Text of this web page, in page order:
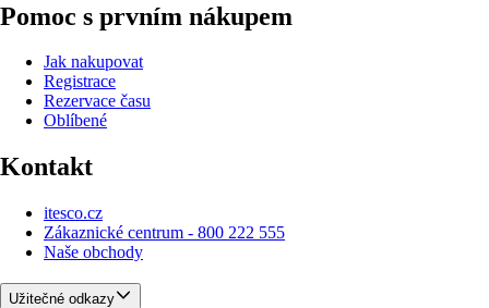
Pomoc s prvním nákupem
Jak nakupovat
Registrace
Rezervace času
Oblíbené
Kontakt
itesco.cz
Zákaznické centrum - 800 222 555
Naše obchody
Užitečné odkazy